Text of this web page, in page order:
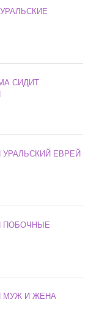
СИДИТ
ЕВРЕЙ
ПОБОЧНЫЕ
МУЖ И ЖЕНА